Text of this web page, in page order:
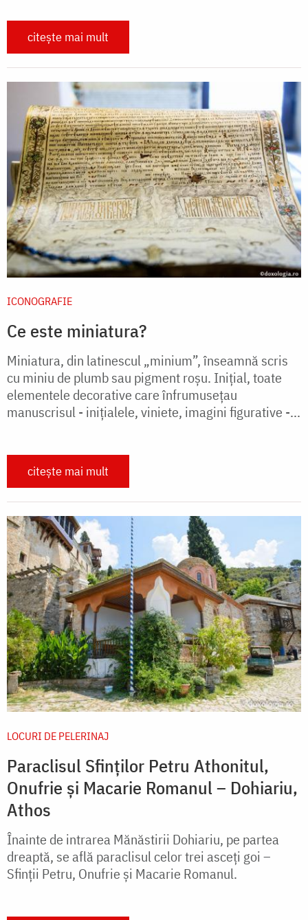
citește mai mult
ICONOGRAFIE
Ce este miniatura?
Miniatura, din latinescul „minium”, înseamnă scris
cu miniu de plumb sau pigment roşu. Iniţial, toate
elementele decorative care înfrumuseţau
manuscrisul - iniţialele, viniete, imagini figurative -...
citește mai mult
LOCURI DE PELERINAJ
Paraclisul Sfinților Petru Athonitul,
Onufrie și Macarie Romanul – Dohiariu,
Athos
Înainte de intrarea Mănăstirii Dohiariu, pe partea
dreaptă, se află paraclisul celor trei asceți goi –
Sfinţii Petru, Onufrie şi Macarie Romanul.